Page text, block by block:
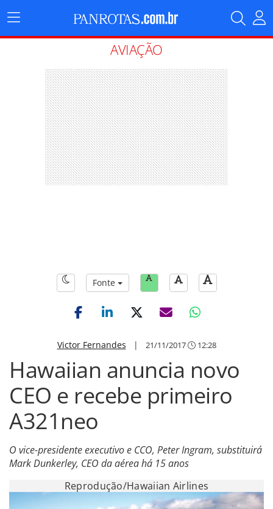
Menu
Principal
AVIAÇÃO
Fonte
Victor Fernandes | 21/11/2017 12:28
Hawaiian anuncia novo
CEO e recebe primeiro
A321neo
O vice-presidente executivo e CCO, Peter Ingram, substituirá
Mark Dunkerley, CEO da aérea há 15 anos
Reprodução/Hawaiian Airlines